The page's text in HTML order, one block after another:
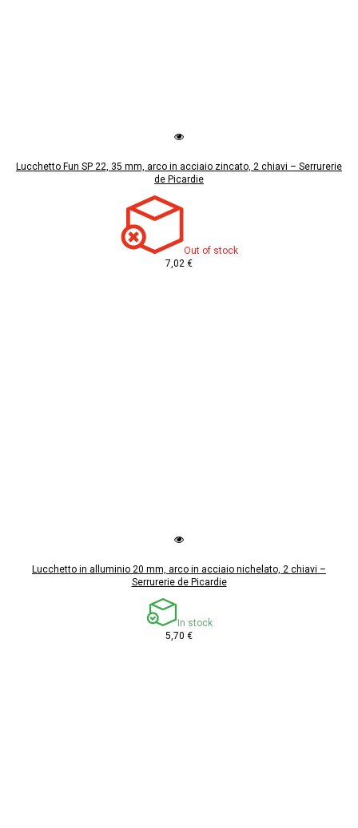
Lucchetto Fun SP 22, 35 mm, arco in acciaio zincato, 2 chiavi – Serrurerie
de Picardie
Out of stock
7,02 €
Lucchetto in alluminio 20 mm, arco in acciaio nichelato, 2 chiavi –
Serrurerie de Picardie
In stock
5,70 €